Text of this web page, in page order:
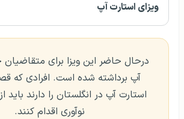
ویزای استارت آپ
درحال حاضر این ویزا برای
آپ برداشته شده است. افرادی که
استارت آپ در انگلستان را دارند باید
نوآوری اقدام کنند.